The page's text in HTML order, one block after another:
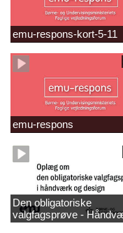
emu-respons-kort-5-11
emu-respons
Den obligatoriske
valgfagsprøve -
design